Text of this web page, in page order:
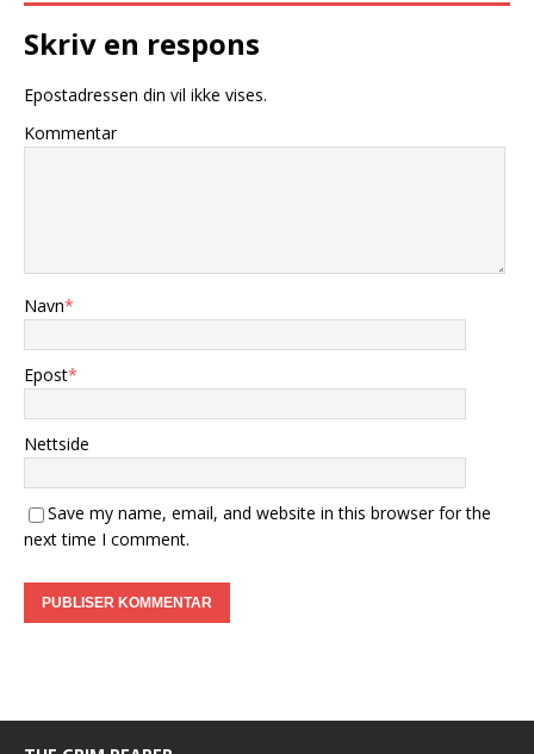
Skriv en respons
Epostadressen din vil ikke vises.
Kommentar
Navn*
Epost*
Nettside
Save my name, email, and website in this browser for the
next time I comment.